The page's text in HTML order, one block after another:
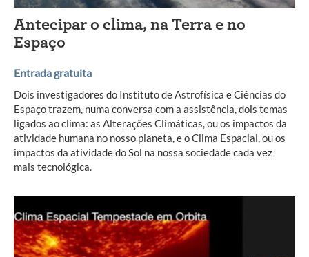
Antecipar o clima, na Terra e no
Espaço
Entrada gratuita
Dois investigadores do Instituto de Astrofísica e Ciências do
Espaço trazem, numa conversa com a assistência, dois temas
ligados ao clima: as Alterações Climáticas, ou os impactos da
atividade humana no nosso planeta, e o Clima Espacial, ou os
impactos da atividade do Sol na nossa sociedade cada vez
mais tecnológica.